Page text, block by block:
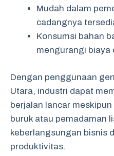
Mudah dalam
cadangnya
Konsumsi bahan
mengurangi biaya
Dengan penggunaan
Utara, industri dapat
berjalan lancar
buruk atau pemadaman
keberlangsungan bisnis
produktivitas.